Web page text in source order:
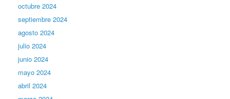
octubre 2024
septiembre 2024
agosto 2024
julio 2024
junio 2024
mayo 2024
abril 2024